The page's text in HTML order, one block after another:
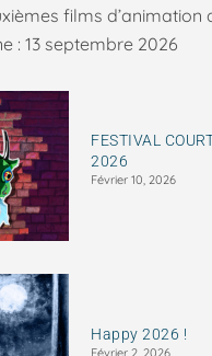
films d’animation
: 13 septembre 2026
FESTIVAL
2026
Février 10, 2026
Happy 2026 !